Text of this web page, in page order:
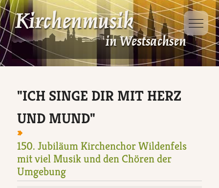
Mobile
"ICH SINGE DIR MIT HERZ
UND MUND"
150. Jubiläum Kirchenchor Wildenfels
mit viel Musik und den Chören der
Umgebung
Dabei sein
Veranstaltungen
Veranstaltungsorte
Projekte
Kinder- und
Singt Schütz!
Taizé – Fahrt
Jungbläsertage
Ausbildung
D-Kirchenmusikausbildung
D-Kurs für Chorleitung